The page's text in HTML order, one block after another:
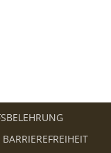
BARRIEREFREIHEIT